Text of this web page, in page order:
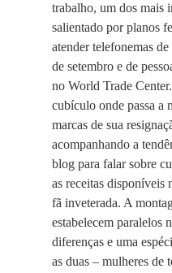
trabalho, um dos mais
salientado por planos
atender telefonemas
de setembro e de
no World Trade
cubículo onde passa a
marcas de sua
acompanhando a
blog para falar sobre
as receitas disponíveis
fã inveterada. A
estabelecem paralelos
diferenças e uma
as duas – mulheres de